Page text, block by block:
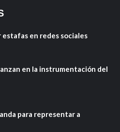
estafas en redes sociales
en la instrumentación del
para representar a